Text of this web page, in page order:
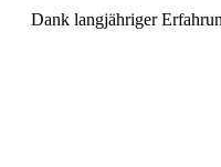
Dank langjähriger